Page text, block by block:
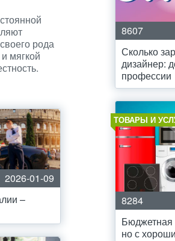
рода
мягкой
2026-01-09
–
8607
Сколько
дизайнер:
профессии
ТОВАРЫ И
8284
Бюджетная
но с